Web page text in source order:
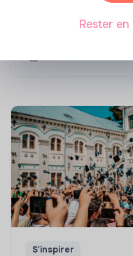
Top 8 des
énergétique des
S'inspirer
Rester